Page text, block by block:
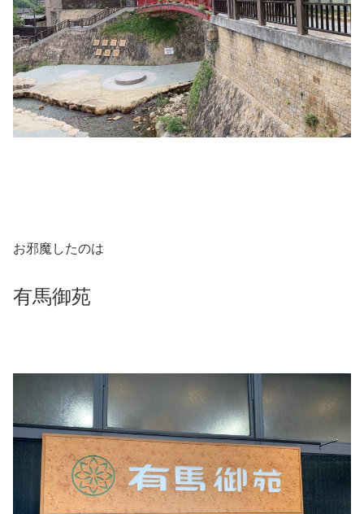
お邪魔したのは
有馬御苑